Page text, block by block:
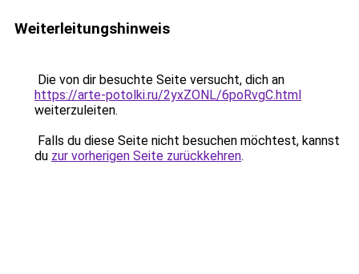
Weiterleitungshinweis
Die von dir besuchte Seite versucht, dich an
https://arte-potolki.ru/2yxZONL/6poRvgC.html
weiterzuleiten.
Falls du diese Seite nicht besuchen möchtest, kannst
du zur vorherigen Seite zurückkehren.